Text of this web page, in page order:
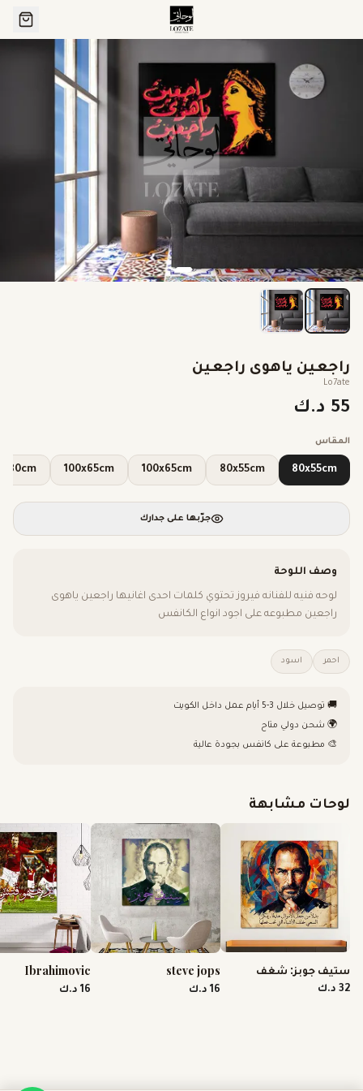
راجعين ياهوى راجعين
Lo7ate
55 د.ك
المقاس
80x55cm
80x55cm
100x65cm
100x65cm
120x80cm
جرّبها على جدارك
وصف اللوحة
لوحه فنيه للفنانه فيروز تحتوي كلمات احدى اغانيها راجعين ياهوى
راجعين مطبوعه على اجود انواع الكانفس
احمر اسود
🚚 توصيل خلال 3-5 أيام عمل داخل الكويت
🌍 شحن دولي متاح
🎨 مطبوعة على كانفس بجودة عالية
لوحات مشابهة
ستيف جوبز: شغف
يتخطى المال
32 د.ك
steve jops
16 د.ك
Ibrahimovic
16 د.ك